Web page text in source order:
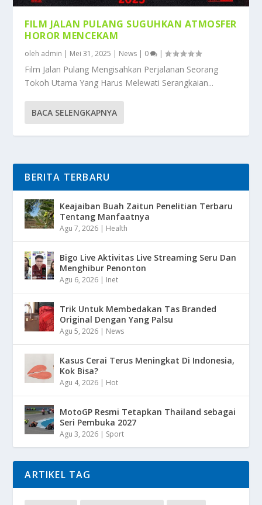
FILM JALAN PULANG SUGUHKAN ATMOSFER
HOROR MENCEKAM
oleh admin | Mei 31, 2025 | News | 0 |
Film Jalan Pulang Mengisahkan Perjalanan Seorang
Tokoh Utama Yang Harus Melewati Serangkaian...
BACA SELENGKAPNYA
BERITA TERBARU
Keajaiban Buah Zaitun Penelitian Terbaru
Tentang Manfaatnya
Agu 7, 2026 | Health
Bigo Live Aktivitas Live Streaming Seru Dan
Menghibur Penonton
Agu 6, 2026 | Inet
Trik Untuk Membedakan Tas Branded
Original Dengan Yang Palsu
Agu 5, 2026 | News
Kasus Cerai Terus Meningkat Di Indonesia,
Kok Bisa?
Agu 4, 2026 | Hot
MotoGP Resmi Tetapkan Thailand sebagai
Seri Pembuka 2027
Agu 3, 2026 | Sport
ARTIKEL TAG